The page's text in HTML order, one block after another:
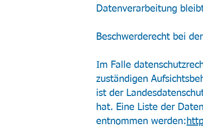
Datenverarbeitung
Beschwerderecht bei
Im Falle
zuständigen
ist der
hat. Eine Liste der
entnommen werden: